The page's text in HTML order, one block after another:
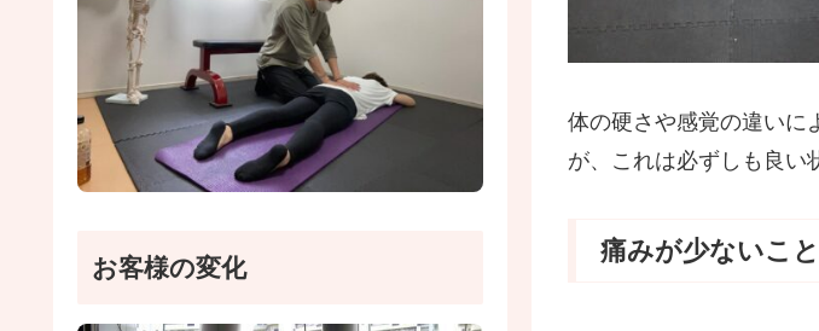
体の硬さや感覚の違いに
が、これは必ずしも良い
痛みが少ないこ
お客様の変化